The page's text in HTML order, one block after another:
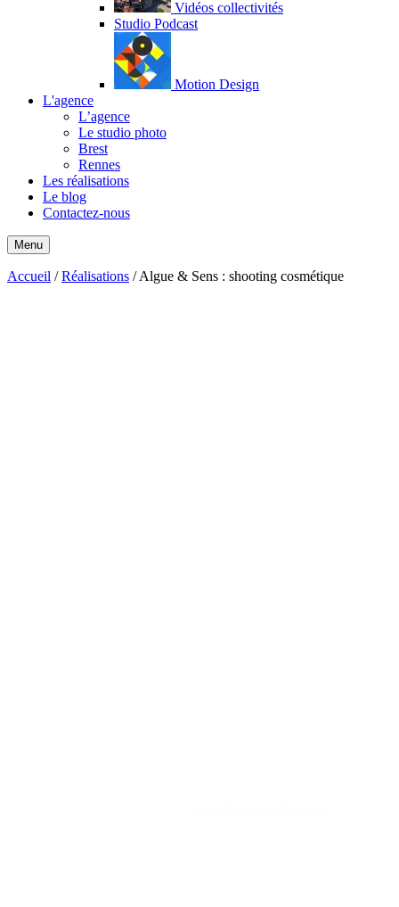
Vidéos collectivités
Studio Podcast
Motion Design
L'agence
L’agence
Le studio photo
Brest
Rennes
Les réalisations
Le blog
Contactez-nous
Menu
Accueil /Réalisations /Algue & Sens : shooting cosmétique